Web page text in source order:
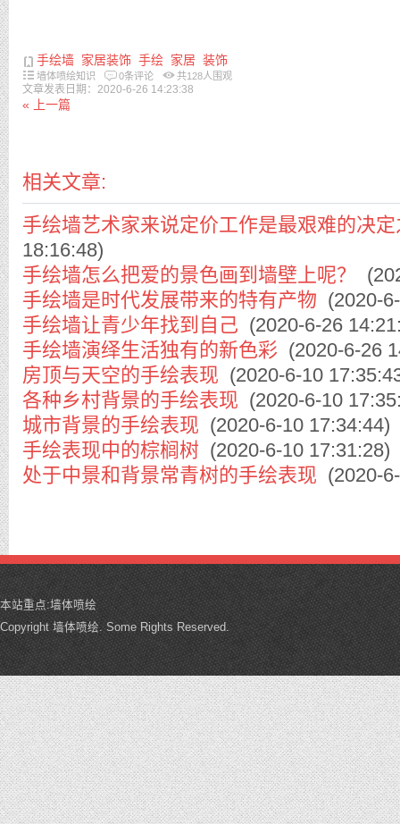
手绘墙 家居装饰 手绘 家居 装饰
墙体喷绘知识 0条评论 共128人围观
文章发表日期：2020-6-26 14:23:38
« 上一篇
相关文章:
手绘墙艺术家来说定价工作是最艰难的决
18:16:48)
手绘墙怎么把爱的景色画到墙壁上呢？
手绘墙是时代发展带来的特有产物 (2020-
手绘墙让青少年找到自己 (2020-6-26
手绘墙演绎生活独有的新色彩 (2020-6-26
房顶与天空的手绘表现 (2020-6-10
各种乡村背景的手绘表现 (2020-6-10
城市背景的手绘表现 (2020-6-10 17:34:44)
手绘表现中的棕榈树 (2020-6-10 17:31:28)
处于中景和背景常青树的手绘表现 (2020-
本站重点:墙体喷绘
Copyright 墙体喷绘. Some Rights Reserved.